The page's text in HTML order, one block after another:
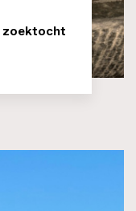
zoektocht